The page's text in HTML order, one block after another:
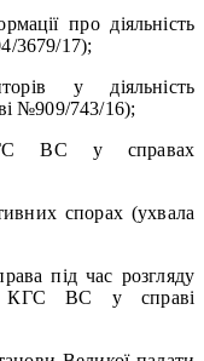
про діяльність
3679/17);
у діяльність
№909/743/16);
ВС у справах
спорах (ухвала
під час розгляду
КГС ВС у справі